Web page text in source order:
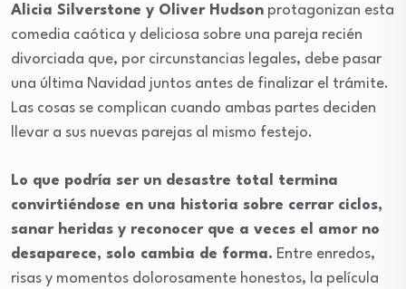
Alicia Silverstone y Oliver Hudson protagonizan esta
comedia caótica y deliciosa sobre una pareja recién
divorciada que, por circunstancias legales, debe pasar
una última Navidad juntos antes de finalizar el trámite.
Las cosas se complican cuando ambas partes deciden
llevar a sus nuevas parejas al mismo festejo.
Lo que podría ser un desastre total termina
convirtiéndose en una historia sobre cerrar ciclos,
sanar heridas y reconocer que a veces el amor no
desaparece, solo cambia de forma. Entre enredos,
risas y momentos dolorosamente honestos, la película